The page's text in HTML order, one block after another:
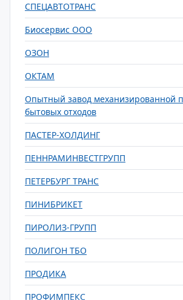
СПЕЦАВТОТРАНС
Биосервис ООО
ОЗОН
ОКТАМ
Опытный завод механизированной
бытовых отходов
ПАСТЕР-ХОЛДИНГ
ПЕННРАМИНВЕСТГРУПП
ПЕТЕРБУРГ ТРАНС
ПИНИБРИКЕТ
ПИРОЛИЗ-ГРУПП
ПОЛИГОН ТБО
ПРОДИКА
ПРОФИМПЕКС